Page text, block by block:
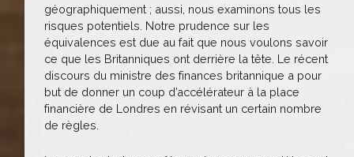
géographiquement ; aussi, nous examinons tous les
risques potentiels. Notre prudence sur les
équivalences est due au fait que nous voulons savoir
ce que les Britanniques ont derrière la tête. Le récent
discours du ministre des finances britannique a pour
but de donner un coup d’accélérateur à la place
financière de Londres en révisant un certain nombre
de règles.